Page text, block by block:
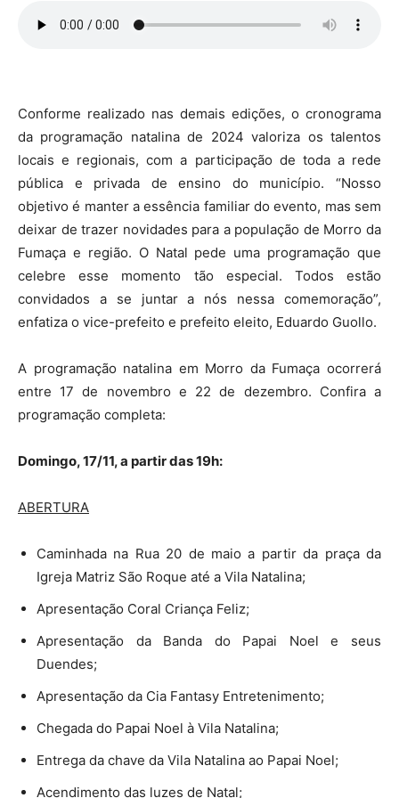
Conforme realizado nas demais edições, o cronograma
da programação natalina de 2024 valoriza os talentos
locais e regionais, com a participação de toda a rede
pública e privada de ensino do município. “Nosso
objetivo é manter a essência familiar do evento, mas sem
deixar de trazer novidades para a população de Morro da
Fumaça e região. O Natal pede uma programação que
celebre esse momento tão especial. Todos estão
convidados a se juntar a nós nessa comemoração”,
enfatiza o vice-prefeito e prefeito eleito, Eduardo Guollo.
A programação natalina em Morro da Fumaça ocorrerá
entre 17 de novembro e 22 de dezembro. Confira a
programação completa:
Domingo, 17/11, a partir das 19h:
ABERTURA
Caminhada na Rua 20 de maio a partir da praça da
Igreja Matriz São Roque até a Vila Natalina;
Apresentação Coral Criança Feliz;
Apresentação da Banda do Papai Noel e seus
Duendes;
Apresentação da Cia Fantasy Entretenimento;
Chegada do Papai Noel à Vila Natalina;
Entrega da chave da Vila Natalina ao Papai Noel;
Acendimento das luzes de Natal;